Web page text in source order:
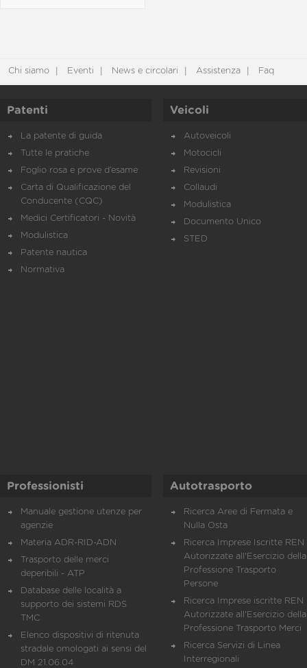
Chi siamo Eventi News e circolari Assistenza Faq
Patenti
La patente di guida
Tutte le pratiche
Foglio rosa e prove d’esame
Carta di Qualificazione del
Conducente (CQC)
Medici Certificatori - Novità
Modulistica
Patente nautica
Normativa
Veicoli
Autoveicoli
Motocicli
Revisioni
Collaudi
Modulistica
Documento Unico
STED
Professionisti
Manuale gestione utenze per
agenzie
Materia ADR-RID-ADN
Trasporto delle merci
deperibili - ATP
Database delle località a
supporto dei sistemi RDS
TMC
Elenco dispositivi di ritenuta
stradale omologati ai sensi del
DM 21.06.04
Autotrasporto
Ricerca Aree di Fermata e
Nulla Osta
Ricerca Imprese Iscritte REN
Autorizzate all'Esercizio della
Professione Trasporto
Persone
Ricerca Imprese iscritte REN
Autorizzate all'Esercizio della
Professione Trasporto Merci
Ricerca Servizi di Linea
Interregionali